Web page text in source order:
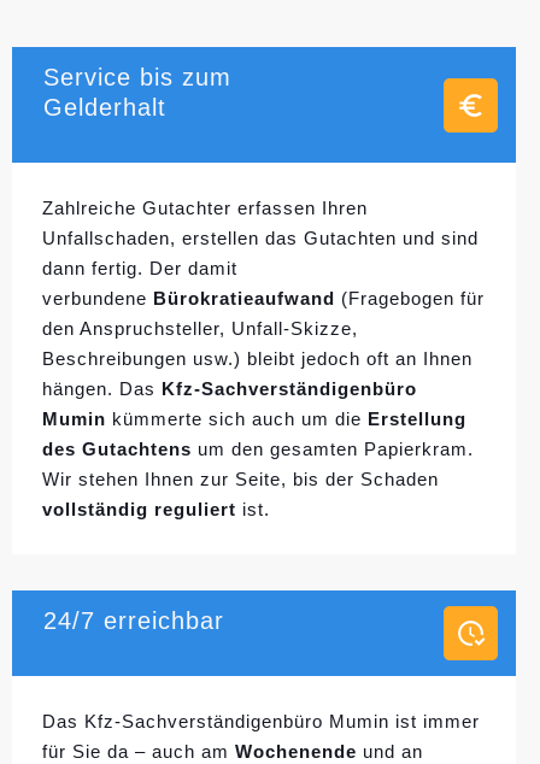
Service bis zum
Gelderhalt
Zahlreiche Gutachter erfassen Ihren
Unfallschaden, erstellen das Gutachten und sind
dann fertig. Der damit
verbundene Bürokratieaufwand (Fragebogen für
den Anspruchsteller, Unfall-Skizze,
Beschreibungen usw.) bleibt jedoch oft an Ihnen
hängen. Das Kfz-Sachverständigenbüro
Mumin kümmerte sich auch um die Erstellung
des Gutachtens um den gesamten Papierkram.
Wir stehen Ihnen zur Seite, bis der Schaden
vollständig reguliert ist.
24/7 erreichbar
Das Kfz-Sachverständigenbüro Mumin ist immer
für Sie da – auch am Wochenende und an